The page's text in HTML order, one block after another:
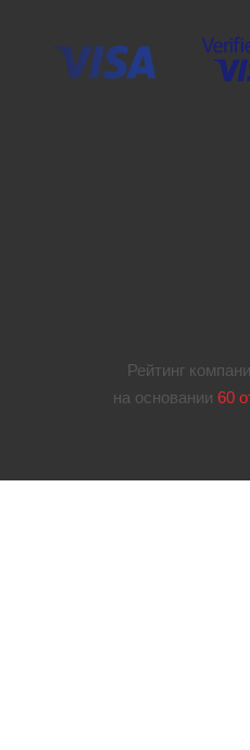
Рейтинг
на основании 60